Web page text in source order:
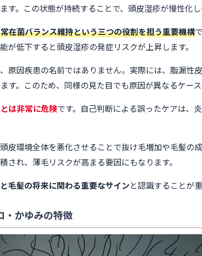
す。この状態が持続することで、頭皮湿疹が慢性化
在菌バランス維持という三つの役割を担う重要機構
低下すると頭皮湿疹の発症リスクが上昇します。
原因疾患の名前ではありません。実際には、脂漏性
す。このため、同様の見た目でも原因が異なるケー
は非常に危険です。自己判断による誤ったケアは、
皮環境全体を悪化させることで抜け毛増加や毛髪の
れ、薄毛リスクが高まる要因にもなります。
毛髪の将来に関わる重要なサインと認識することが
・かゆみの特徴